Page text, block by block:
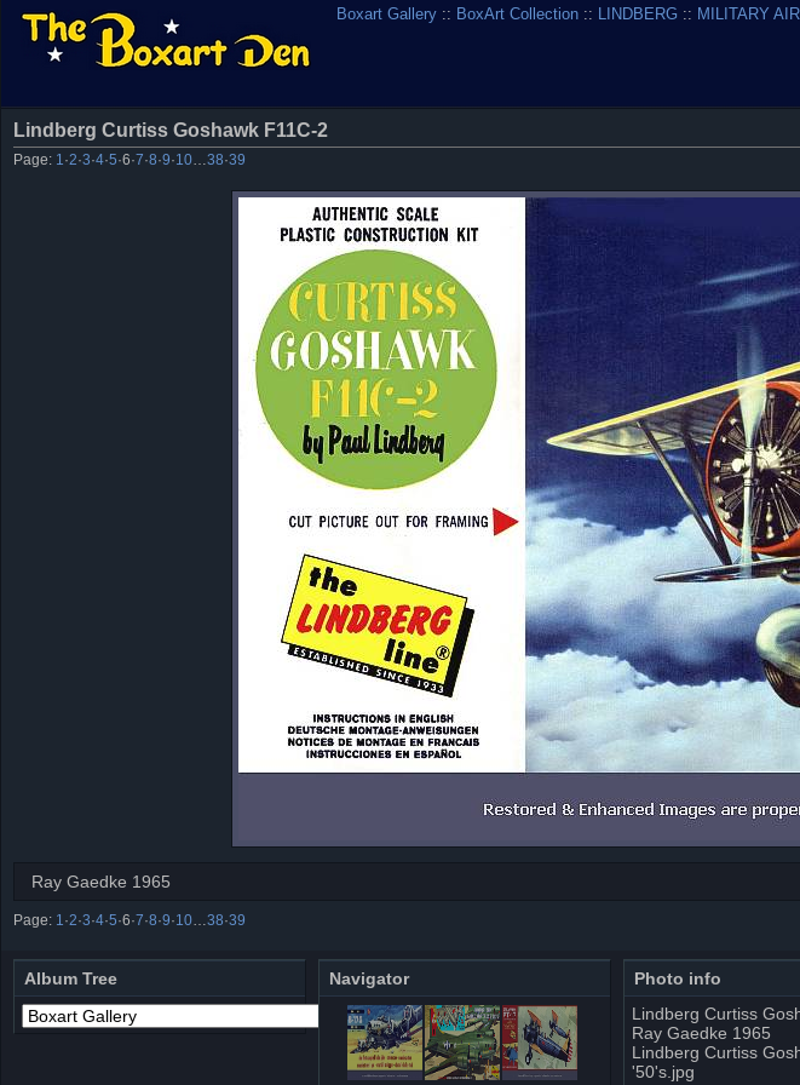
Boxart Gallery :: BoxArt Collection :: LINDBERG :: MILITARY
Lindberg Curtiss Goshawk F11C-2
Page: 1 ·2·3·4·5·6·7·8·9·10 38·39
Ray Gaedke 1965
Page: 1 ·2·3·4·5·6·7·8·9·10 38·39
Album Tree Navigator
Photo info
Lindberg Curtiss
Ray Gaedke 1965
Lindberg Curtiss
'50's.jpg